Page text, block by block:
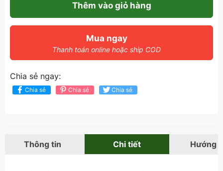
Thêm vào giỏ hàng
Mua ngay
Thanh toán online hoặc ship COD
Chia sẻ ngay:
Chia sẻ Chia sẻ Chia sẻ
Thông tin Chi tiết Hướng